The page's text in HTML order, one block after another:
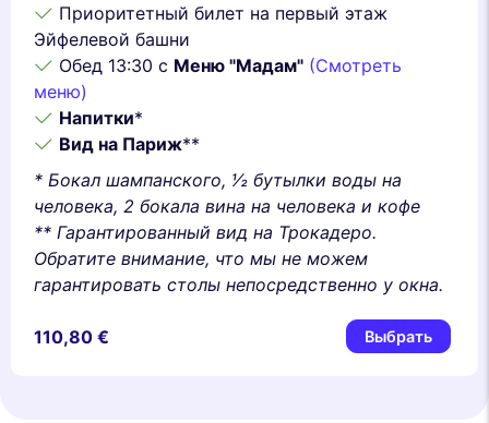
Приоритетный билет на первый этаж
Эйфелевой башни
Обед 13:30 с Меню "Мадам" (Смотреть
меню)
Напитки*
Вид на Париж**
* Бокал шампанского, 1⁄2 бутылки воды на
человека, 2 бокала вина на человека и кофе
** Гарантированный вид на Трокадеро.
Обратите внимание, что мы не можем
гарантировать столы непосредственно у окна.
110,80 € Выбрать